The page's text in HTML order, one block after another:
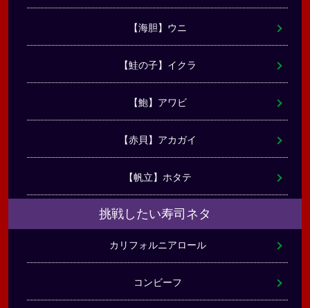
【海胆】ウニ
【鮭の子】イクラ
【鮑】アワビ
【赤貝】アカガイ
【帆立】ホタテ
挑戦したい寿司ネタ
カリフォルニアロール
コンビーフ